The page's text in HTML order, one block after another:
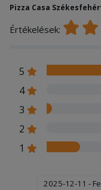
Pizza Casa
Értékelések:
5
4
3
2
1
2025-12-11 -